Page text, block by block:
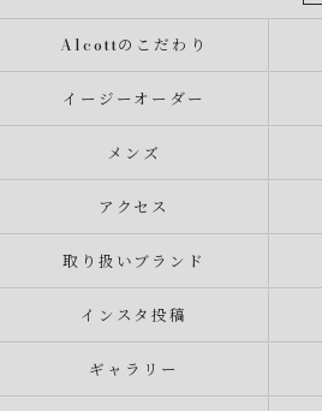
Alcottのこだわり
イージーオーダー
メンズ
アクセス
取り扱いブランド
インスタ投稿
ギャラリー